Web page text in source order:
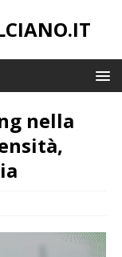
nella